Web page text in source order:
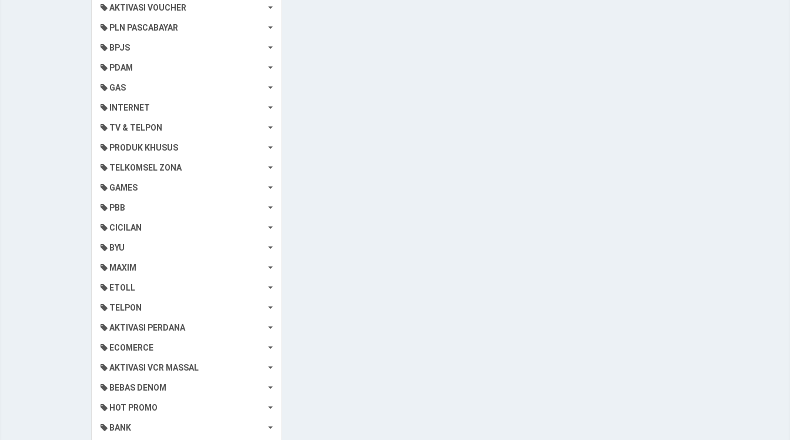
AKTIVASI VOUCHER
PLN PASCABAYAR
BPJS
PDAM
GAS
INTERNET
TV & TELPON
PRODUK KHUSUS
TELKOMSEL ZONA
GAMES
PBB
CICILAN
BYU
MAXIM
ETOLL
TELPON
AKTIVASI PERDANA
ECOMERCE
AKTIVASI VCR MASSAL
BEBAS DENOM
HOT PROMO
BANK